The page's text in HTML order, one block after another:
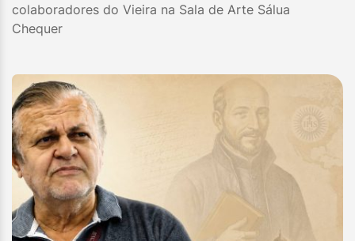
colaboradores do Vieira na Sala de Arte Sálua
Chequer